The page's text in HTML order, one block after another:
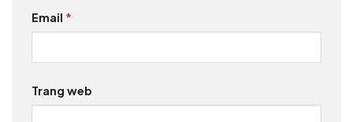
Email *
Trang web